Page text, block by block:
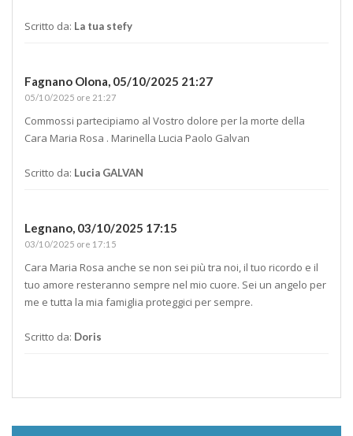
Scritto da: La tua stefy
Fagnano Olona, 05/10/2025 21:27
05/10/2025 ore 21:27
Commossi partecipiamo al Vostro dolore per la morte della
Cara Maria Rosa . Marinella Lucia Paolo Galvan
Scritto da: Lucia GALVAN
Legnano, 03/10/2025 17:15
03/10/2025 ore 17:15
Cara Maria Rosa anche se non sei più tra noi, il tuo ricordo e il
tuo amore resteranno sempre nel mio cuore. Sei un angelo per
me e tutta la mia famiglia proteggici per sempre.
Scritto da: Doris